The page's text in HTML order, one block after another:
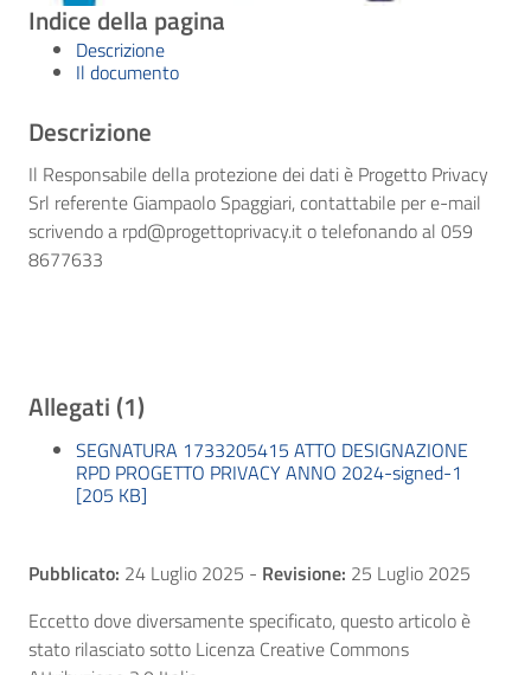
Indice della pagina
Descrizione
Il documento
Descrizione
Il Responsabile della protezione dei dati è Progetto Privacy
Srl referente Giampaolo Spaggiari, contattabile per e-mail
scrivendo a rpd@progettoprivacy.it o telefonando al 059
8677633
Allegati (1)
SEGNATURA 1733205415 ATTO DESIGNAZIONE
RPD PROGETTO PRIVACY ANNO 2024-signed-1
[205 KB]
Pubblicato: 24 Luglio 2025 - Revisione: 25 Luglio 2025
Eccetto dove diversamente specificato, questo articolo è
stato rilasciato sotto Licenza Creative Commons